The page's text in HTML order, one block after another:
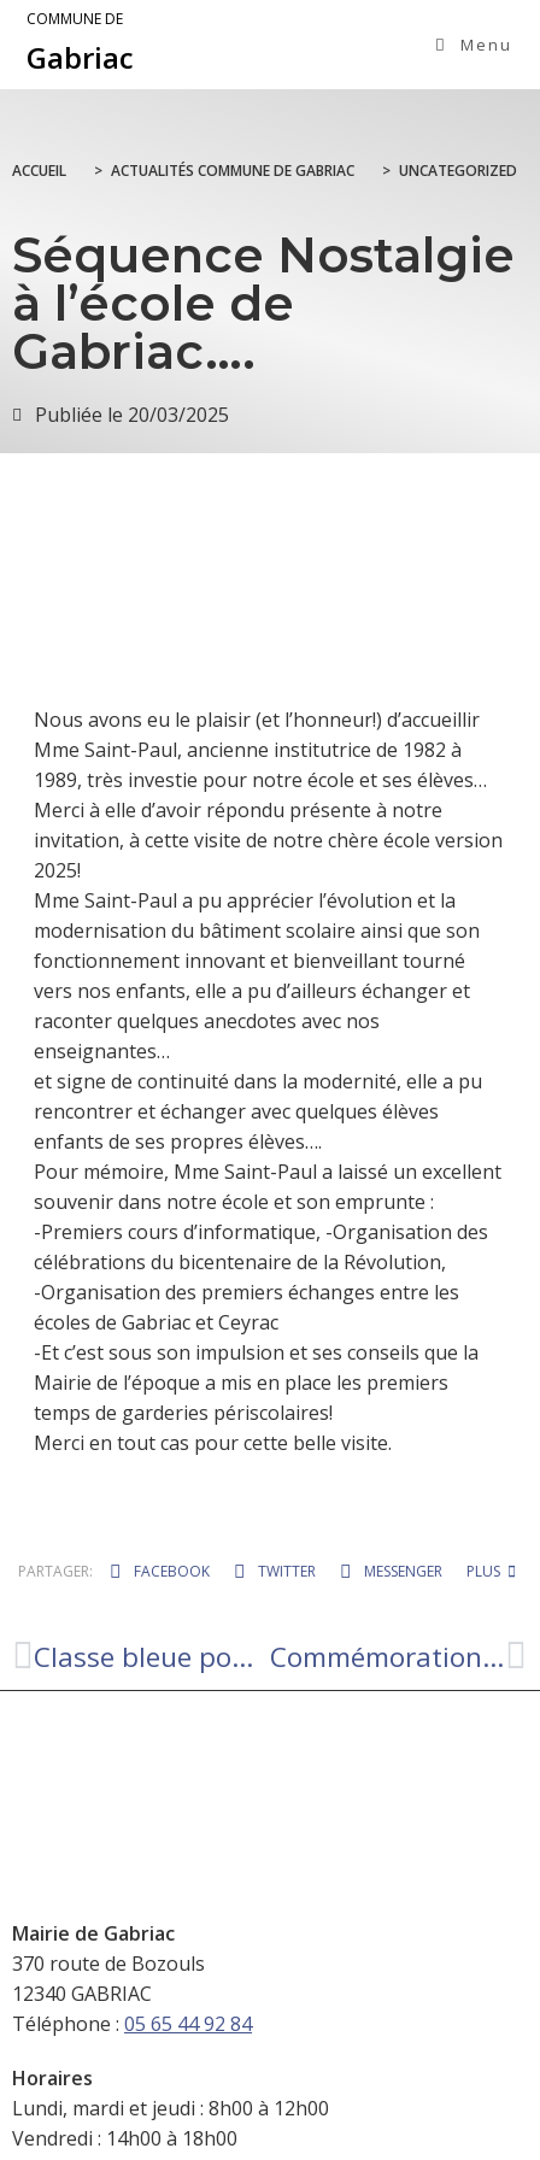
COMMUNE DE
Gabriac Menu
ACCUEIL > ACTUALITÉS COMMUNE DE GABRIAC > UNCATEGORIZED
Séquence Nostalgie
à l’école de
Gabriac….
Publiée le 20/03/2025
Nous avons eu le plaisir (et l’honneur!) d’accueillir
Mme Saint-Paul, ancienne institutrice de 1982 à
1989, très investie pour notre école et ses élèves…
Merci à elle d’avoir répondu présente à notre
invitation, à cette visite de notre chère école version
2025!
Mme Saint-Paul a pu apprécier l’évolution et la
modernisation du bâtiment scolaire ainsi que son
fonctionnement innovant et bienveillant tourné
vers nos enfants, elle a pu d’ailleurs échanger et
raconter quelques anecdotes avec nos
enseignantes…
et signe de continuité dans la modernité, elle a pu
rencontrer et échanger avec quelques élèves
enfants de ses propres élèves….
Pour mémoire, Mme Saint-Paul a laissé un excellent
souvenir dans notre école et son emprunte :
-Premiers cours d’informatique, -Organisation des
célébrations du bicentenaire de la Révolution,
-Organisation des premiers échanges entre les
écoles de Gabriac et Ceyrac
-Et c’est sous son impulsion et ses conseils que la
Mairie de l’époque a mis en place les premiers
temps de garderies périscolaires!
Merci en tout cas pour cette belle visite.
PARTAGER: FACEBOOK TWITTER MESSENGER PLUS
Classe bleue pour les maternelles de notre école Léo d’Orfer: Commémoration 63ème anniversaire du Cessez-le-Feu en Algérie
Mairie de Gabriac
370 route de Bozouls
12340 GABRIAC
Téléphone : 05 65 44 92 84
Horaires
Lundi, mardi et jeudi : 8h00 à 12h00
Vendredi : 14h00 à 18h00